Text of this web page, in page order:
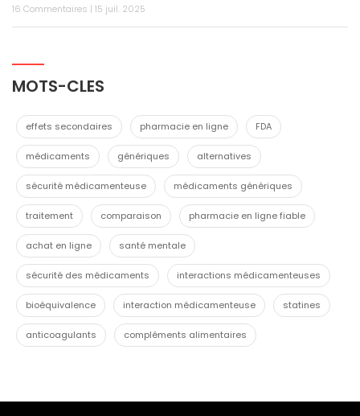
16 Commentaires | 15 juil. 2025
MOTS-CLES
effets secondaires pharmacie en ligne FDA
médicaments génériques alternatives
sécurité médicamenteuse médicaments génériques
traitement comparaison pharmacie en ligne fiable
achat en ligne santé mentale
sécurité des médicaments interactions médicamenteuses
bioéquivalence interaction médicamenteuse statines
anticoagulants compléments alimentaires